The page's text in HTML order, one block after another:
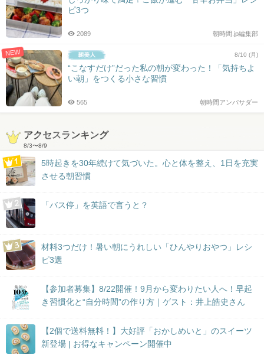
ピ3つ
朝時間.jp編集部
2089
NEW 8/10 (月)
“こなすだけ”だった私の朝が変わった！「気持ちよ
い朝」をつくる小さな習慣
朝時間アンバサダー
565
アクセスランキング
8/3〜8/9
5時起きを30年続けて気づいた。心と体を整え、1日を充実
させる朝習慣
「バス停」を英語で言うと？
材料3つだけ！暑い朝にうれしい「ひんやりおやつ」レシ
ピ3選
【参加者募集】8/22開催！9月から変わりたい人へ！早起
き習慣化と“自分時間”の作り方｜ゲスト：井上皓史さん
【2個で送料無料！】大好評「おかしめいと」のスイーツ
新登場 | お得なキャンペーン開催中